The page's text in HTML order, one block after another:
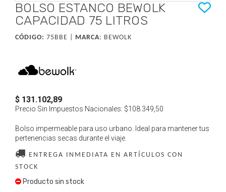
BOLSO ESTANCO BEWOLK
CAPACIDAD 75 LITROS
CÓDIGO: 75BBE | MARCA: BEWOLK
$ 131.102,89
Precio Sin Impuestos Nacionales: $108.349,50
Bolso impermeable para uso urbano. Ideal para mantener tus
pertenencias secas durante el viaje.
ENTREGA INMEDIATA EN ARTÍCULOS CON
STOCK
Producto sin stock